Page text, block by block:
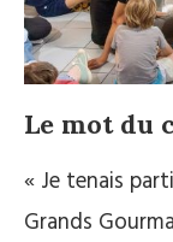
Le mot du
« Je tenais
Grands